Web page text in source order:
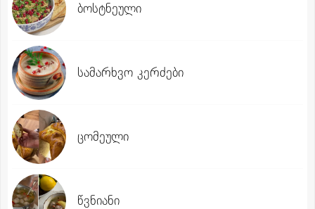
ბოსტნეული
სამარხვო კერძები
ცომეული
წვნიანი